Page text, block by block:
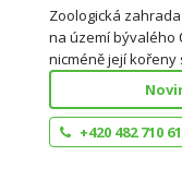
Zoologická
na území bývalého
nicméně její kořeny
+420 482 710